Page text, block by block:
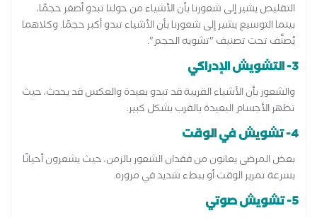
التقليص يشير إلى شعورنا بأن الأشياء من حولنا تبدو أصغر حجمًا،
بينما التوسيع يشير إلى شعورنا بأن الأشياء تبدو أكبر حجمًا. وكلاهما
يُصنَّف تحت تصنيف "تشويه الحجم".
3- التشويش الإدراكي
والشعور بأن الأشياء القريبة قد تبدو بعيدة والعكس قد يحدث، حيث
تظهر الأجسام البعيدة بالقرب بشكل كبير.
4- تشويش في الوقت
بعض المرضى يعانون من فقدان الشعور بالزمن، حيث يشعرون أحيانًا
بسرعة تمرير الوقت أو ببطء شديد في مروره.
5- تشويش صوتي